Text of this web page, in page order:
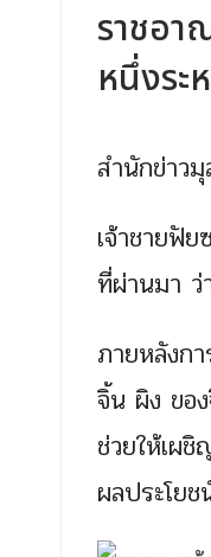
ราชอา
หนึ่งระ
สำนักข่าว
เจ้าชายฟั
ที่ผ่านมา ว่
ภายหลังก
จิ้น ผิง ขอ
ช่วยให้เผ
ผลประโย